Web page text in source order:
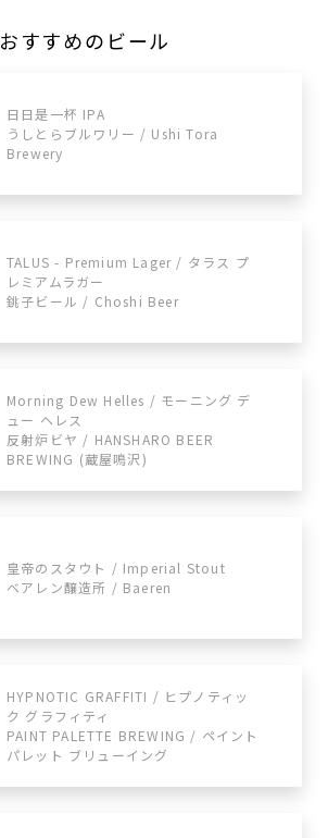
おすすめのビール
日日是一杯 IPA
うしとらブルワリー / Ushi Tora
Brewery
TALUS - Premium Lager / タラス プ
レミアムラガー
銚子ビール / Choshi Beer
Morning Dew Helles / モーニング デ
ュー ヘレス
反射炉ビヤ / HANSHARO BEER
BREWING (蔵屋鳴沢)
皇帝のスタウト / Imperial Stout
ベアレン醸造所 / Baeren
HYPNOTIC GRAFFITI / ヒプノティッ
ク グラフィティ
PAINT PALETTE BREWING / ペイント
パレット ブリューイング